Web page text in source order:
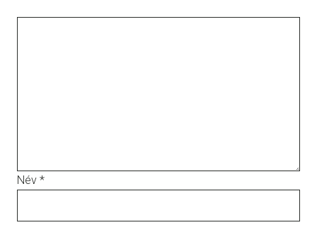
Név *